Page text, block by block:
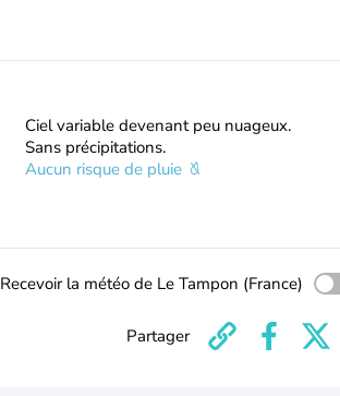
Ciel variable devenant peu nuageux.
Sans précipitations.
Aucun risque de pluie
Recevoir la météo de Le Tampon (France)
Partager